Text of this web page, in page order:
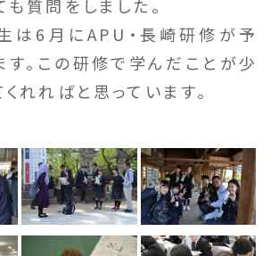
質問をしました。
は6月にAPU・長崎研修が予
す。この研修で学んだことが少
れればと思っています。